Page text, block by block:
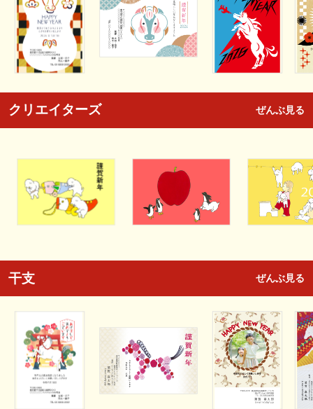
クリエイターズ ぜんぶ見る
干支 ぜんぶ見る